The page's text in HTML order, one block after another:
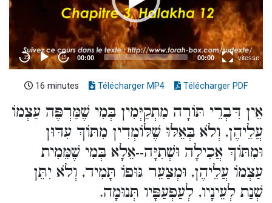
16 minutes Télécharger MP4 Télécharger PDF
אֵין דִּבְרֵי תּוֹרָה מִתְקַיְּמִין בְּמִי שֶׁמַּרְפֶּה עַצְמוֹ
עֲלֵיהֶן, וְלֹא בְּאֵלּוּ שֶׁלּוֹמְדִין מִתּוֹךְ עִדּוּן
וּמִתּוֹךְ אֲכִילָה וּשְׁתִיָּה--אֵלָא בְּמִי שֶׁמֵּמִית
עַצְמוֹ עֲלֵיהֶן, וּמְצַעֵר גּוּפוֹ תָּמִיד, וְלֹא יִתֵּן
שְׁנַת לְעֵינָיו, לְעַפְעַפָּיו תְּנוּמָה.